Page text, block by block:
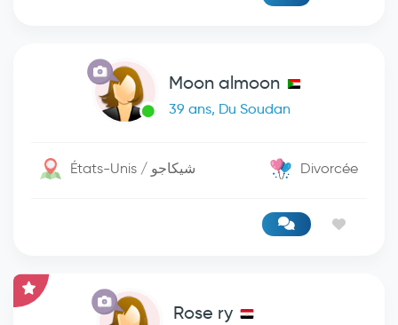
Moon almoon
39 ans, Du Soudan
États-Unis / شيكاجو Divorcée
Rose ry